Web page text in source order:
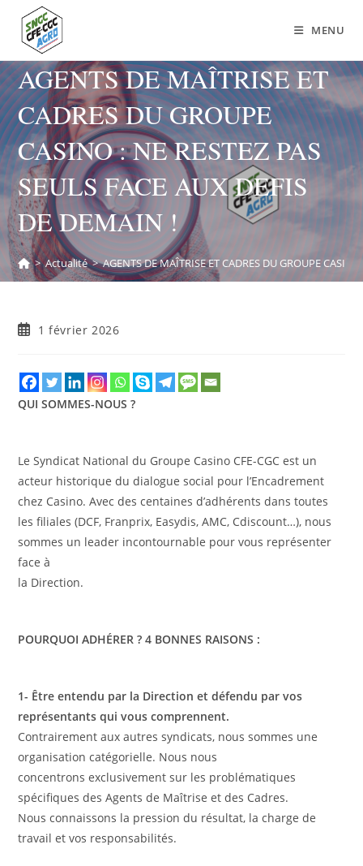
MENU
AGENTS DE MAÎTRISE ET
CADRES DU GROUPE
CASINO : NE RESTEZ PAS
SEULS FACE AUX DEFIS
DE DEMAIN !
> Actualité > AGENTS DE MAÎTRISE ET CADRES DU GROUPE
1 février 2026
QUI SOMMES-NOUS ?
Le Syndicat National du Groupe Casino CFE-CGC est un
acteur historique du dialogue social pour l’Encadrement
chez Casino. Avec des centaines d’adhérents dans toutes
les filiales (DCF, Franprix, Easydis, AMC, Cdiscount…), nous
sommes un leader incontournable pour vous représenter
face à
la Direction.
POURQUOI ADHÉRER ? 4 BONNES RAISONS :
1- Être entendu par la Direction et défendu par vos
représentants qui vous comprennent.
Contrairement aux autres syndicats, nous sommes une
organisation catégorielle. Nous nous
concentrons exclusivement sur les problématiques
spécifiques des Agents de Maîtrise et des Cadres.
Nous connaissons la pression du résultat, la charge de
travail et vos responsabilités.